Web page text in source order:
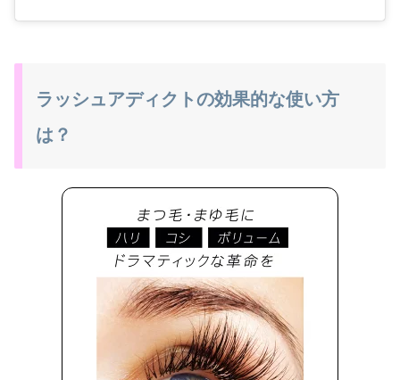
ラッシュアディクトの効果的な使い方
は？